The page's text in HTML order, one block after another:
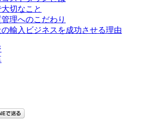
切なこと
理へのこだわり
輸入ビジネスを成功させる理由